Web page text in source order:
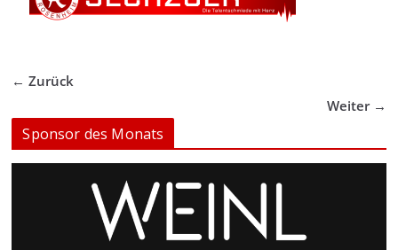
← Zurück
Weiter →
Sponsor des Monats